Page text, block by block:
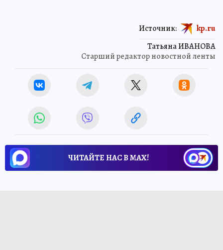
Татьяна ИВАНОВА
Старший редактор новостной ленты
Источник: kp.ru
ЧИТАЙТЕ НАС В МАХ!